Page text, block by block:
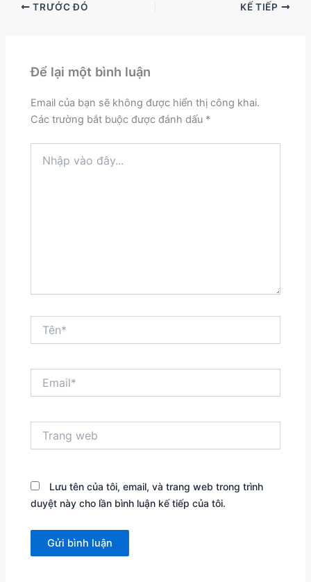
TRƯỚC ĐÓ KẾ TIẾP
Để lại một bình luận
Email của bạn sẽ không được hiển thị công khai.
Các trường bắt buộc được đánh dấu *
vào
web
Lưu tên của tôi, email, và trang web trong trình
duyệt này cho lần bình luận kế tiếp của tôi.